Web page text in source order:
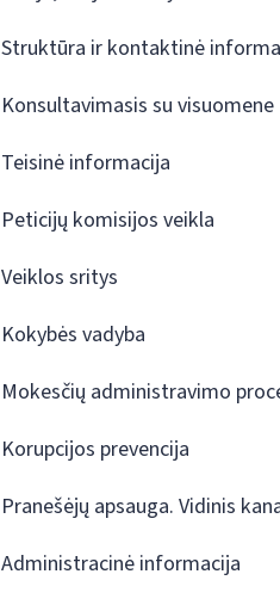
Struktūra ir kontaktinė
Konsultavimasis su visuomene
Teisinė informacija
Peticijų komisijos veikla
Veiklos sritys
Kokybės vadyba
Mokesčių administravimo
Korupcijos prevencija
Pranešėjų apsauga. Vidinis
Administracinė informacija